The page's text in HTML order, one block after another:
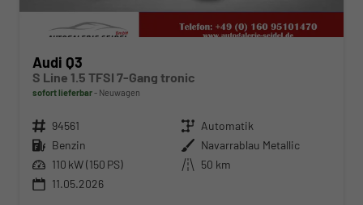
Audi Q3
S Line 1.5 TFSI 7-Gang tronic
sofort lieferbar Neuwagen
Fahrzeugnr. 94561 Getriebe Automatik
Kraftstoff Benzin Außenfarbe Navarrablau Metallic
Leistung 110 kW (150 PS) Kilometerstand 50 km
11.05.2026